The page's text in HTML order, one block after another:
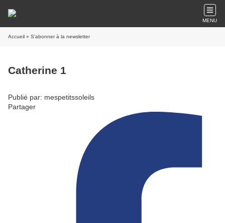
MENU
Accueil » S'abonner à la newsletter
Catherine 1
Publié par: mespetitssoleils
Partager